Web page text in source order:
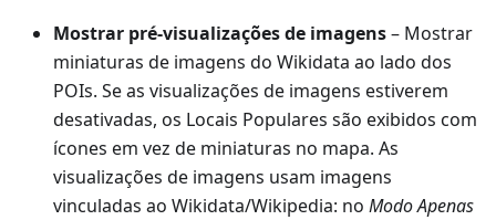
Mostrar pré-visualizações de imagens– Mostrar
miniaturas de imagens do Wikidata ao lado dos
POIs. Se as visualizações de imagens estiverem
desativadas, os Locais Populares são exibidos com
ícones em vez de miniaturas no mapa. As
visualizações de imagens usam imagens
vinculadas ao Wikidata/Wikipedia: no Modo Apenas